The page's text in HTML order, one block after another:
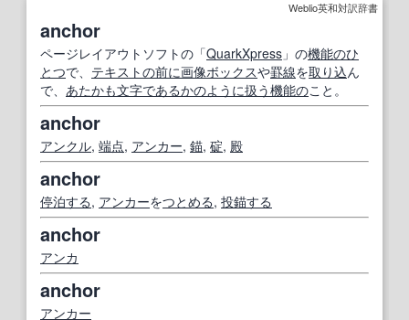
Weblio英和対訳辞書
anchor
ページレイアウトソフトの「QuarkXpress 」の機能のひ
とつで、 テキストの前に画像ボックスや罫線を取り込ん
で、 あたかも文字であるかのように扱う機能のこと。
anchor
アンクル, 端点, アンカー, 錨, 碇, 殿
anchor
停泊する, アンカーをつとめる, 投錨する
anchor
アンカ
anchor
アンカー